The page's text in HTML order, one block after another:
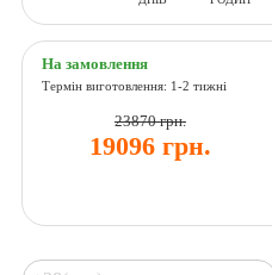
На замовлення
Термін виготовлення: 1-2 тижні
23870 грн.
19096 грн.